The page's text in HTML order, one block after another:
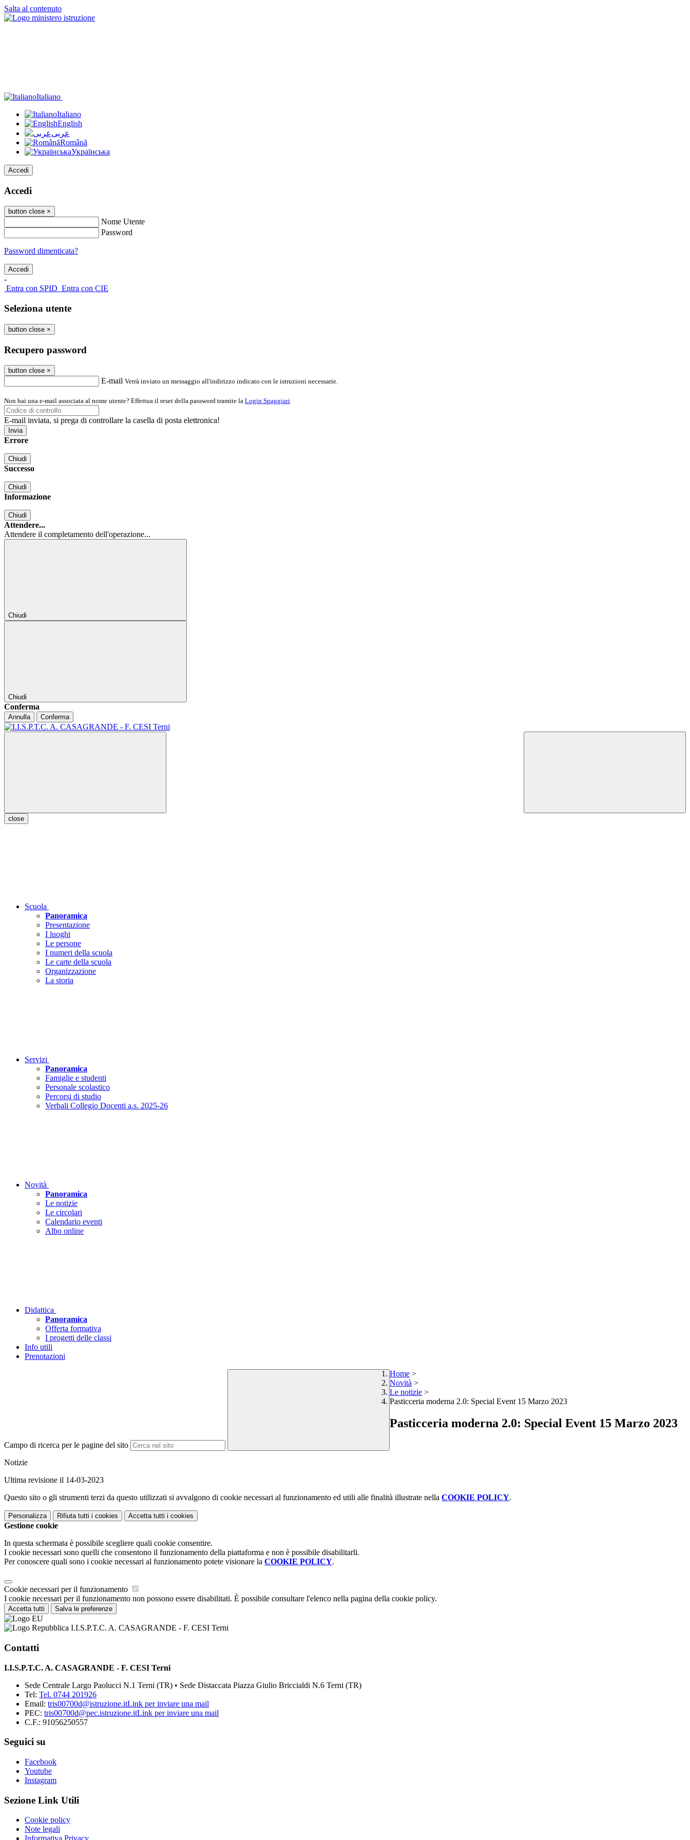
Salta al contenuto
Italiano
Italiano
English
عربى
Română
Українська
Accedi
Accedi
button close ×
Nome Utente
Password
Password dimenticata?
-
Entra con SPID Entra con CIE
Seleziona utente
button close ×
Recupero password
button close ×
E-mail Verrà inviato un messaggio all'indirizzo indicato con le istruzioni necessarie.
Non hai una e-mail associata al nome utente? Effettua il reset della password tramite la Login Spaggiari
E-mail inviata, si prega di controllare la casella di posta elettronica!
Errore
Chiudi
Successo
Chiudi
Informazione
Chiudi
Attendere...
Attendere il completamento dell'operazione...
Chiudi
Chiudi
Conferma
Annulla Conferma
close
Scuola
Panoramica
Presentazione
I luoghi
Le persone
I numeri della scuola
Le carte della scuola
Organizzazione
La storia
Servizi
Panoramica
Famiglie e studenti
Personale scolastico
Percorsi di studio
Verbali Collegio Docenti a.s. 2025-26
Novità
Panoramica
Le notizie
Le circolari
Calendario eventi
Albo online
Didattica
Panoramica
Offerta formativa
I progetti delle classi
Info utili
Prenotazioni
Campo di ricerca per le pagine del sito
Home >
Novità >
Le notizie >
Pasticceria moderna 2.0: Special Event 15 Marzo 2023
Pasticceria moderna 2.0: Special Event 15 Marzo 2023
Notizie
Ultima revisione il 14-03-2023
Questo sito o gli strumenti terzi da questo utilizzati si avvalgono di cookie necessari al funzionamento ed utili alle finalità illustrate nella COOKIE POLICY.
Personalizza Rifiuta tutti i cookies Accetta tutti i cookies
Gestione cookie
In questa schermata è possibile scegliere quali cookie consentire.
I cookie necessari sono quelli che consentono il funzionamento della piattaforma e non è possibile disabilitarli.
Per conoscere quali sono i cookie necessari al funzionamento potete visionare la COOKIE POLICY.
Cookie necessari per il funzionamento
I cookie necessari per il funzionamento non possono essere disabilitati. È possibile consultare l'elenco nella pagina della cookie policy.
Accetta tutti Salva le preferenze
I.I.S.P.T.C. A. CASAGRANDE - F. CESI Terni
Contatti
I.I.S.P.T.C. A. CASAGRANDE - F. CESI Terni
Sede Centrale Largo Paolucci N.1 Terni (TR) • Sede Distaccata Piazza Giulio Briccialdi N.6 Terni (TR)
Tel: Tel. 0744 201926
Email: tris00700d@istruzione.itLink per inviare una mail
PEC: tris00700d@pec.istruzione.itLink per inviare una mail
C.F.: 91056250557
Seguici su
Facebook
Youtube
Instagram
Sezione Link Utili
Cookie policy
Note legali